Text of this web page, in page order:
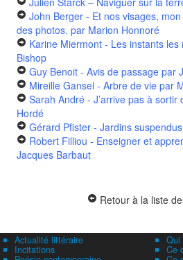
John Berger - Et nos visages,
des photos. par Marion Honnoré
Karine Miermont - Les instants les
Bishop
Guy Benoit - Avis de passage par
Mireille Gansel - Arbre de vie par
Sarah André - J’arrive pas à sortir
Hordé
Gérard Pfister - Jardins suspendus
Robert Filliou - Enseigner et
Jacques Barbaut
Retour à la liste
Actualité littéraire
Incitations
Qui
Ce